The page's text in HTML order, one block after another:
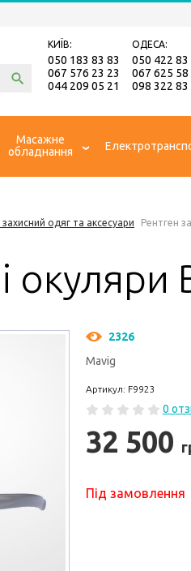
КИЇВ:
050 183 83 83
067 576 23 23
044 209 05 21
ОДЕСА:
050 422 83
067 625 58
098 322 83
Масажне
обладнання
одяг та аксесуари Рентген
окуляри
2326
Mavig
Артикул: F9923
0
32 500
Під замовлення